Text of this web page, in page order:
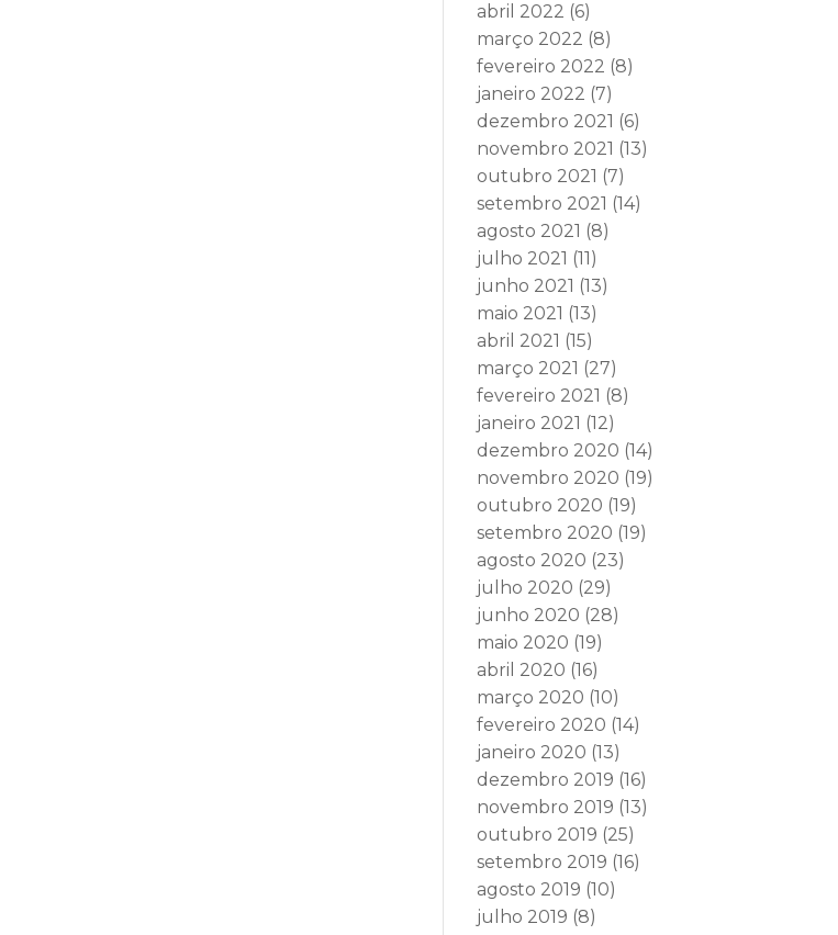
abril 2022 (6)
março 2022 (8)
fevereiro 2022 (8)
janeiro 2022 (7)
dezembro 2021 (6)
novembro 2021 (13)
outubro 2021 (7)
setembro 2021 (14)
agosto 2021 (8)
julho 2021 (11)
junho 2021 (13)
maio 2021 (13)
abril 2021 (15)
março 2021 (27)
fevereiro 2021 (8)
janeiro 2021 (12)
dezembro 2020 (14)
novembro 2020 (19)
outubro 2020 (19)
setembro 2020 (19)
agosto 2020 (23)
julho 2020 (29)
junho 2020 (28)
maio 2020 (19)
abril 2020 (16)
março 2020 (10)
fevereiro 2020 (14)
janeiro 2020 (13)
dezembro 2019 (16)
novembro 2019 (13)
outubro 2019 (25)
setembro 2019 (16)
agosto 2019 (10)
julho 2019 (8)